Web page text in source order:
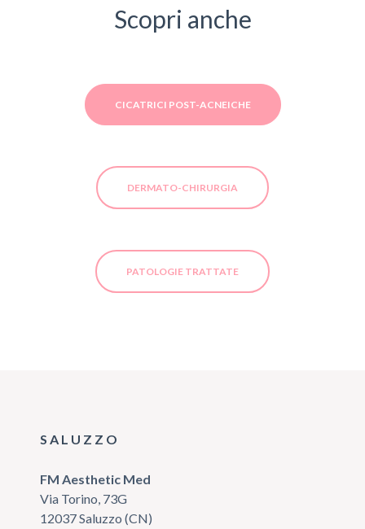
Scopri anche
CICATRICI POST-ACNEICHE
DERMATO-CHIRURGIA
PATOLOGIE TRATTATE
SALUZZO
FM Aesthetic Med
Via Torino, 73G
12037 Saluzzo (CN)